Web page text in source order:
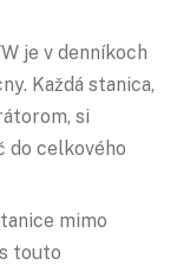
je v denníkoch
Každá stanica,
si
do celkového
mimo
touto